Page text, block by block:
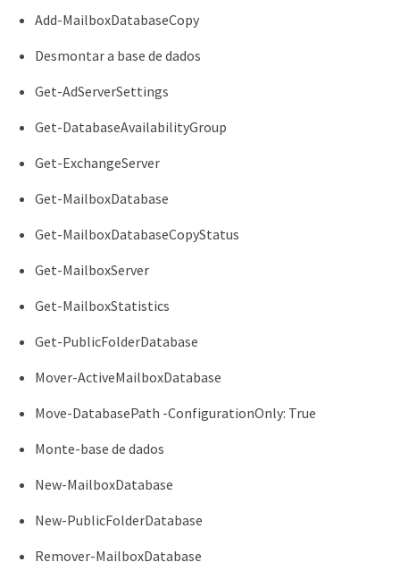
Add-MailboxDatabaseCopy
Desmontar a base de dados
Get-AdServerSettings
Get-DatabaseAvailabilityGroup
Get-ExchangeServer
Get-MailboxDatabase
Get-MailboxDatabaseCopyStatus
Get-MailboxServer
Get-MailboxStatistics
Get-PublicFolderDatabase
Mover-ActiveMailboxDatabase
Move-DatabasePath -ConfigurationOnly: True
Monte-base de dados
New-MailboxDatabase
New-PublicFolderDatabase
Remover-MailboxDatabase